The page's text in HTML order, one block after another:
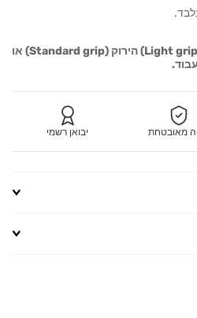
מיועד לעבודה במשטח הכחול (Light grip) הירוק (Standard grip) או
מאובטחת יבואן רשמי